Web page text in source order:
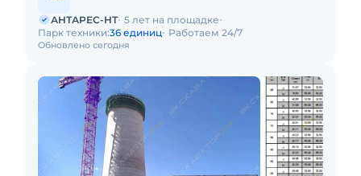
Обновлено сегодня
АНТАРЕС-НТ 5 лет на площадке
Парк техники:36 единиц Работаем 24/7